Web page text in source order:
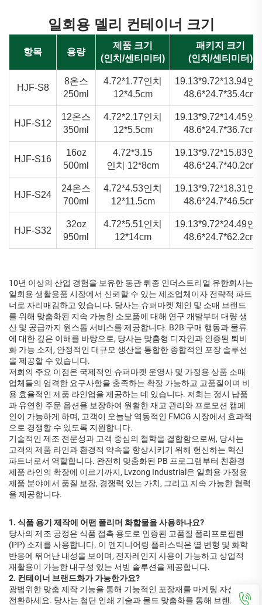
일회용 델리 컨테이너 크기
항목 용량
제품 크기
(인치/센티미터)
패키지 크기
(인치/센티미터)
HJF-S8
8온스
250ml
4.72*1.77인치
12*4.5cm
19.13*9.72*13.94인
48.6*24.7*35.4cm
HJF-S12
12온스
350ml
4.72*2.17인치
12*5.5cm
19.13*9.72*14.45인
48.6*24.7*36.7cm
HJF-S16
16oz
500ml
4.72*3.15
인치 12*8cm
19.13*9.72*15.83인
48.6*24.7*40.2cm
HJF-S24
24온스
700ml
4.72*4.53인치
12*11.5cm
19.13*9.72*18.31인
48.6*24.7*46.5cm
HJF-S32
32oz
950ml
4.72*5.51인치
12*14cm
19.13*9.72*24.49인
48.6*24.7*62.2cm
10년 이상의 산업 경험을 보유한 동관 뤼종 인더스트리얼 유한회사는
일회용 생활용품 시장에서 신뢰할 수 있는 제조업체이자 전략적 파트
너로 자리매김하고 있습니다. 당사는 슈퍼마켓 체인 및 소매 브랜드
를 위해 맞춤화된 지속 가능한 소모품에 대해 연구 개발부터 대량 생
산 및 공급까지 원스톱 서비스를 제공합니다. B2B 구매 행동과 물류
에 대한 깊은 이해를 바탕으로, 당사는 맞춤형 디자인과 인증된 퇴비
화 가능 소재, 안정적인 대규모 생산을 통합한 종합적인 포장 솔루션
을 제공할 수 있습니다.
저희의 주요 이점은 국제적인 슈퍼마켓 운영사 및 가정용 상품 소매
업체들의 엄격한 요구사항을 충족하는 확장 가능하고 고품질이며 비
용 효율적인 제품 라인업을 제공하는 데 있습니다. 저희는 정시 납품
과 유연한 주문 옵션을 보장하여 원활한 재고 관리와 프로모션 캠페
인이 가능하게 하며, 고객이 오늘날 역동적인 FMCG 시장에서 효과적
으로 경쟁할 수 있도록 지원합니다.
기술적인 제조 전문성과 고객 중심의 철학을 결합함으로써, 당사는
고객의 제품 라인과 환경적 약속을 향상시키기 위해 헌신하는 혁신
파트너로서 역할합니다. 완전히 맞춤화된 PB 프로그램부터 친환경
제품 라인의 확장에 이르기까지, Lvzong Industrial은 일회용 가정용
제품 분야에서 품질 보장, 경쟁력 있는 가치, 그리고 지속 가능한 협력
을 제공합니다.
1. 식품 용기 제작에 어떤 폴리머 화합물을 사용하나요?
당사의 제조 공정은 식품 접촉 용도로 인증된 고품질 폴리프로필렌
(PP) 소재를 사용합니다. 이 엔지니어링 플라스틱은 열 변형 및 화학
반응에 뛰어난 내성을 보이며, 전자레인지 사용이 가능하고 상업적
재활용이 가능한 내구성 있는 서빙 솔루션을 제공합니다.
2. 컨테이너 브랜드화가 가능한가요?
광범위한 맞춤 제작 기능을 통해 기능적인 포장재를 마케팅 자산으로
전환하세요. 당사는 첨단 인쇄 기술과 몰드 맞춤화를 통해 브랜드 요